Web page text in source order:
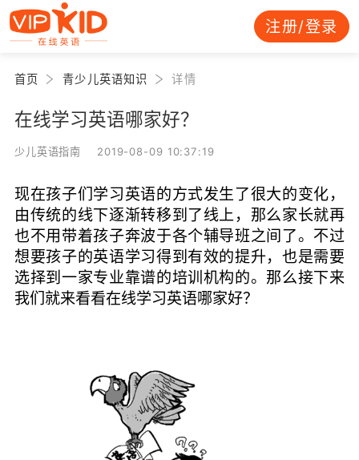
注册/登录
首页 青少儿英语知识 详情
在线学习英语哪家好？
少儿英语指南 2019-08-09 10:37:19
现在孩子们学习英语的方式发生了很大的变化，
由传统的线下逐渐转移到了线上，那么家长就再
也不用带着孩子奔波于各个辅导班之间了。不过
想要孩子的英语学习得到有效的提升，也是需要
选择到一家专业靠谱的培训机构的。那么接下来
我们就来看看在线学习英语哪家好？